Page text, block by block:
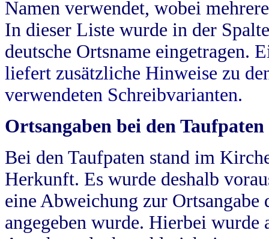
Namen verwendet, wobei
In dieser Liste wurde in der
deutsche Ortsname eingetragen.
liefert zusätzliche Hinweise zu
verwendeten Schreibvarianten.
Ortsangaben bei den Taufpaten
Bei den Taufpaten stand im
Herkunft. Es wurde deshalb
eine Abweichung zur
angegeben wurde. Hierbei wurde